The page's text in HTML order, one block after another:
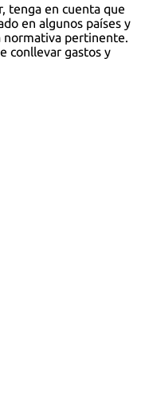
tenga en cuenta que
en algunos países y
normativa pertinente.
conllevar gastos y